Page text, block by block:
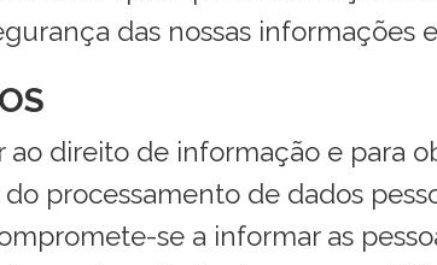
das nossas informações
ao direito de informação e para
processamento de dados
se a informar as